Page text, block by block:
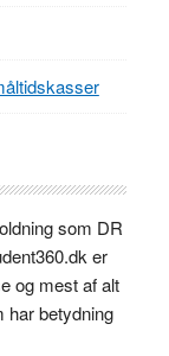
som DR
er
og mest af alt
har betydning